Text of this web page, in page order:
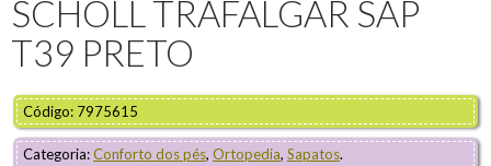
SCHOLL TRAFALGAR SAP
T39 PRETO
Código: 7975615
Categoria:Conforto dos pés, Ortopedia, Sapatos.